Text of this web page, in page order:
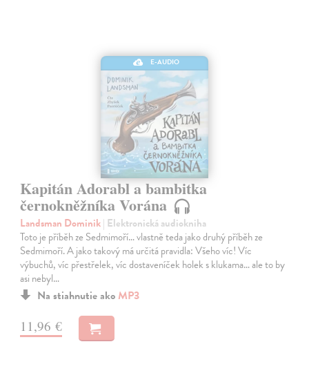
E-AUDIO
Kapitán Adorabl a bambitka
černokněžníka Vorána
Landsman Dominik| Elektronická audiokniha
Toto je příběh ze Sedmimoří… vlastně teda jako druhý příběh ze
Sedmimoří. A jako takový má určitá pravidla: Všeho víc! Víc
výbuchů, víc přestřelek, víc dostaveníček holek s klukama… ale to by
asi nebyl…
Na stiahnutie ako MP3
11,96 €